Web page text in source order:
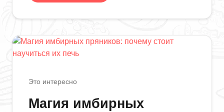
Это интересно
Магия имбирных